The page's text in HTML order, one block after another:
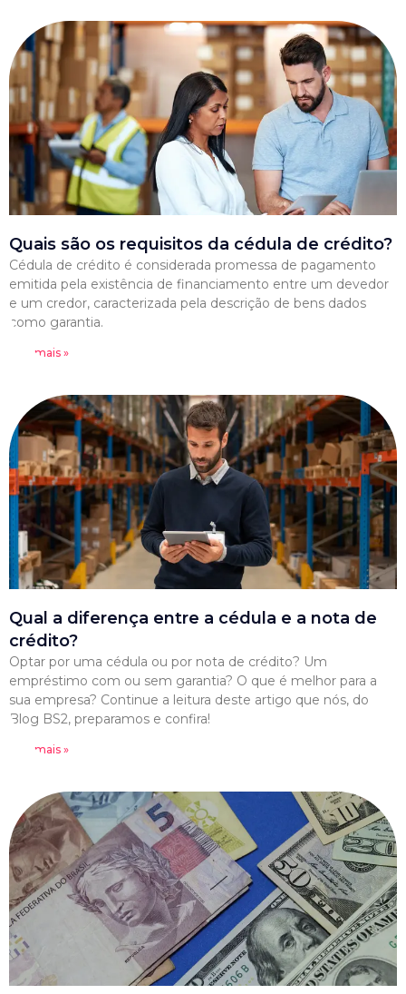
Quais são os requisitos da cédula de crédito?
Cédula de crédito é considerada promessa de pagamento
emitida pela existência de financiamento entre um devedor
e um credor, caracterizada pela descrição de bens dados
como garantia.
Leia mais »
Qual a diferença entre a cédula e a nota de
crédito?
Optar por uma cédula ou por nota de crédito? Um
empréstimo com ou sem garantia? O que é melhor para a
sua empresa? Continue a leitura deste artigo que nós, do
Blog BS2, preparamos e confira!
Leia mais »